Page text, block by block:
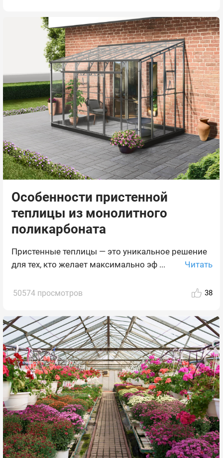
Особенности пристенной
теплицы из монолитного
поликарбоната
Пристенные теплицы — это уникальное решение
для тех, кто желает максимально эф ...
Читать
50574 просмотров 38